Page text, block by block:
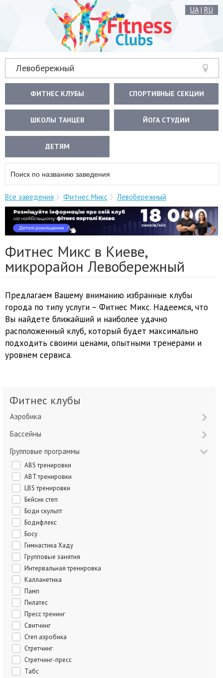
UA| RU
Левобережный
ФИТНЕС КЛУБЫ СПОРТИВНЫЕ СЕКЦИИ
ШКОЛЫ ТАНЦЕВ ЙОГА СТУДИИ
ДЕТЯМ
Все заведения Фитнес Микс Левобережный
Фитнес Микс в Киеве,
микрорайон Левобережный
Предлагаем Вашему вниманию избранные клубы
города по типу услуги – Фитнес Микс. Надеемся, что
Вы найдете ближайший и наиболее удачно
расположенный клуб, который будет максимально
подходить своими ценами, опытными тренерами и
уровнем сервиса.
Фитнес клубы
Аэробика
Бассейны
Групповые программы
ABS тренировки
ABT тренировки
LBS тренировки
Бейсик степ
Боди скульпт
Бодифлекс
Босу
Гимнастика Хаду
Групповые занятия
Интервальная тренировка
Калланетика
Памп
Пилатес
Пресс тренинг
Свитчинг
Степ аэробика
Стретчинг
Стретчинг-пресс
Табс